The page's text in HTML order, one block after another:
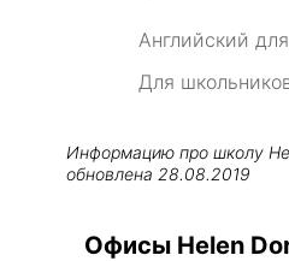
Английский
Для
Информацию про школу
обновлена 28.08.2019
Офисы Helen